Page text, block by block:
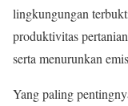
lingkungungan
produktivitas
serta menurunkan
Yang paling